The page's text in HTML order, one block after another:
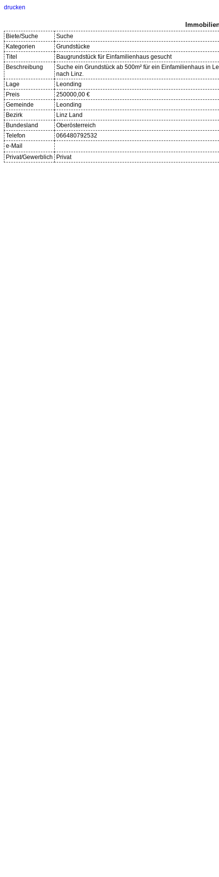
Biete/Suche
Suche
Kategorien
Grundstücke
Titel
Baugrundstück für Einfamilienhaus gesucht
Beschreibung
Suche ein Grundstück ab 500m² für ein Einfamilienhaus in
nach Linz.
Lage
Leonding
Preis
250000,00 €
Gemeinde
Leonding
Bezirk
Linz Land
Bundesland
Oberösterreich
Telefon
066480792532
e-Mail
Privat/Gewerblich
Privat